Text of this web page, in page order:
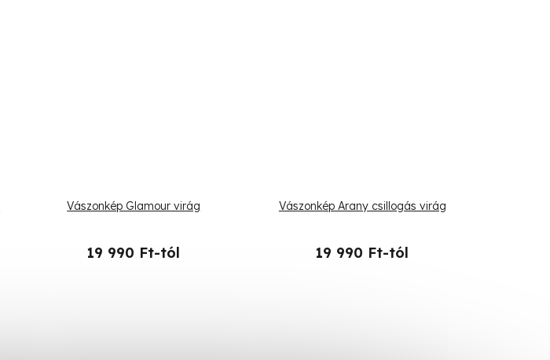
Vászonkép Glamour virág
19 990 Ft-tól
Vászonkép Arany csillogás virág
19 990 Ft-tól